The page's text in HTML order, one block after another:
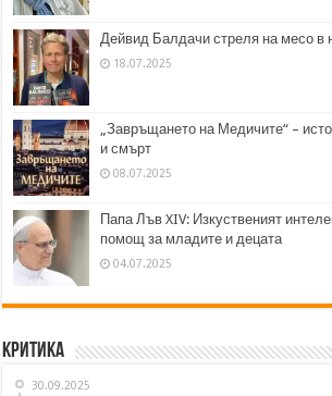
Дейвид Балдачи стреля на месо в
18.07.2025
„Завръщането на Медичите“ –
и смърт
08.07.2025
Папа Лъв XIV: Изкуственият
помощ за младите и децата
04.07.2025
Критика
30.09.2025